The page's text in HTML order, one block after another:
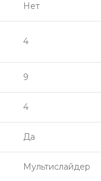
Нет
4
9
4
Да
Мультислайдер